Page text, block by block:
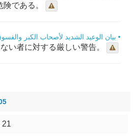
である。
• بيان الوعيد الشديد لأصحاب الكبر
い者に対する厳しい警告。
21